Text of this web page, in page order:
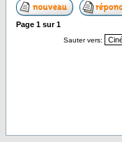
Page 1 sur1
Sauter vers: